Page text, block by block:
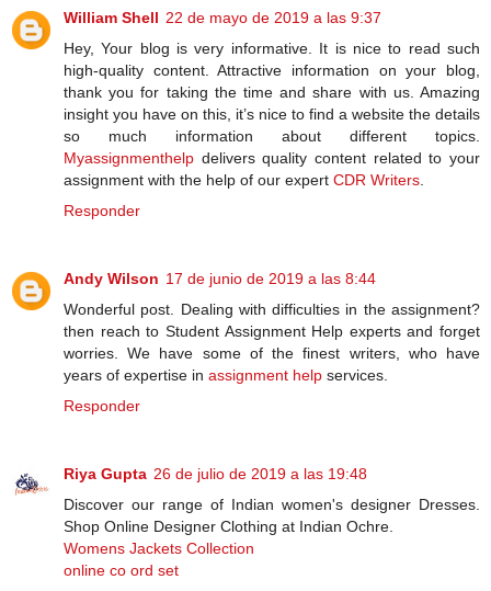
William Shell 22 de mayo de 2019 a las 9:37
Hey, Your blog is very informative. It is nice to read such
high-quality content. Attractive information on your blog,
thank you for taking the time and share with us. Amazing
insight you have on this, it’s nice to find a website the details
so much information about different topics.
Myassignmenthelp delivers quality content related to your
assignment with the help of our expert CDR Writers.
Responder
Andy Wilson 17 de junio de 2019 a las 8:44
Wonderful post. Dealing with difficulties in the assignment?
then reach to Student Assignment Help experts and forget
worries. We have some of the finest writers, who have
years of expertise in assignment help services.
Responder
Riya Gupta 26 de julio de 2019 a las 19:48
Discover our range of Indian women's designer Dresses.
Shop Online Designer Clothing at Indian Ochre.
Womens Jackets Collection
online co ord set